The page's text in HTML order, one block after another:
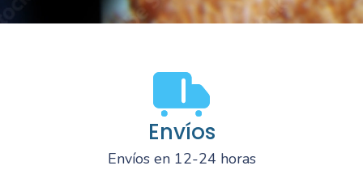
Envíos
Envíos en 12-24 horas